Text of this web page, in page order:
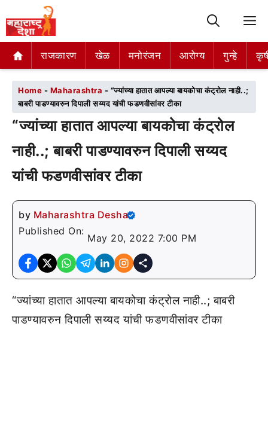
राजकारण खेळ मनोरंजन आरोग्य गुन्हे
राजकारण खेळ मनोरंजन आरोग्य गुन्हे
Home - Maharashtra - “ज्यांच्या हातात आपल्या बायकोचा कंट्रोल नाही..;
बाबरी पाडण्यावरुन दिपाली सय्यद यांची फडणवीसांवर टीका
“ज्यांच्या हातात आपल्या बायकोचा कंट्रोल
नाही..; बाबरी पाडण्यावरुन दिपाली सय्यद
यांची फडणवीसांवर टीका
by Maharashtra Desha
Published On:
May 20, 2022 7:00 PM
“ज्यांच्या हातात आपल्या बायकोचा कंट्रोल नाही..; बाबरी
पाडण्यावरुन दिपाली सय्यद यांची फडणवीसांवर टीका